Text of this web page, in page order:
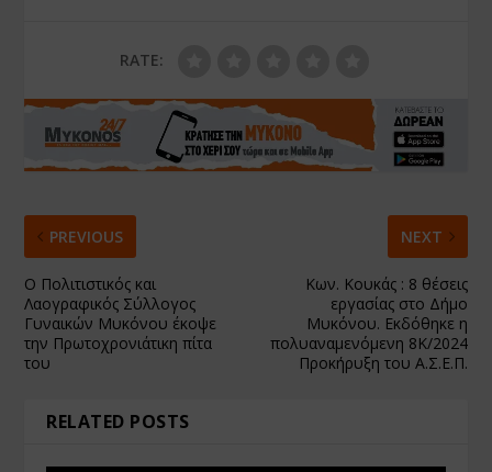
RATE:
PREVIOUS
Ο Πολιτιστικός και
Λαογραφικός Σύλλογος
Γυναικών Μυκόνου έκοψε
την Πρωτοχρονιάτικη πίτα
του
NEXT
Κων. Κουκάς : 8 θέσεις
εργασίας στο Δήμο
Μυκόνου. Εκδόθηκε η
πολυαναμενόμενη 8Κ/2024
Προκήρυξη του Α.Σ.Ε.Π.
RELATED POSTS